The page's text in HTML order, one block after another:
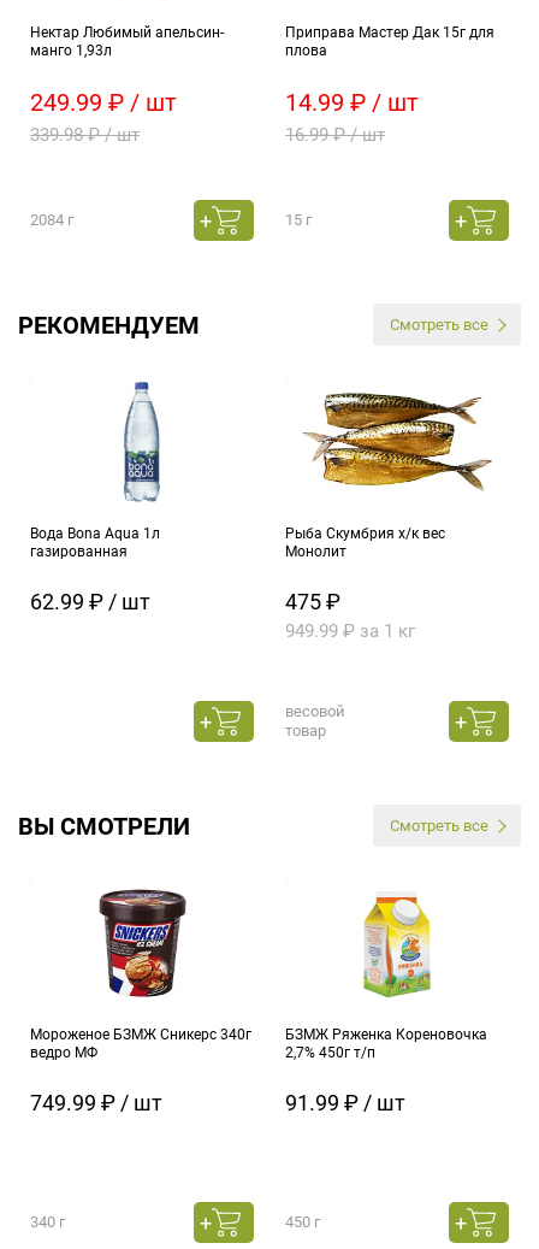
Нектар Любимый апельсин-
манго 1,93л
249.99 ₽ / шт
339.98 ₽ / шт
2084 г
Приправа Мастер Дак 15г для
плова
14.99 ₽ / шт
16.99 ₽ / шт
15 г
РЕКОМЕНДУЕМ Смотреть все
Вода Bona Aqua 1л
газированная
62.99 ₽ / шт
Рыба Скумбрия х/к вес
Монолит
475 ₽
949.99 ₽ за 1 кг
весовой
товар
ВЫ СМОТРЕЛИ Смотреть все
Мороженое БЗМЖ Сникерс 340г
ведро МФ
749.99 ₽ / шт
340 г
БЗМЖ Ряженка Кореновочка
2,7% 450г т/п
91.99 ₽ / шт
450 г